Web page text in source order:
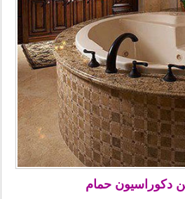
دکوراسیون حمام